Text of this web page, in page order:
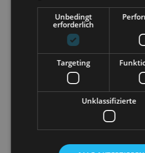
Unbedingt
erforderlich
Targeting
Unklassifizierte